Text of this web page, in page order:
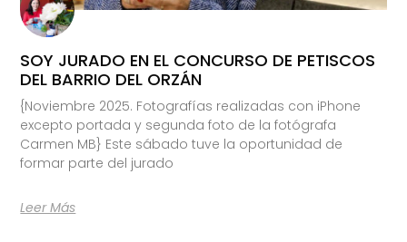
SOY JURADO EN EL CONCURSO DE PETISCOS
DEL BARRIO DEL ORZÁN
{Noviembre 2025. Fotografías realizadas con iPhone
excepto portada y segunda foto de la fotógrafa
Carmen MB} Este sábado tuve la oportunidad de
formar parte del jurado
Leer Más